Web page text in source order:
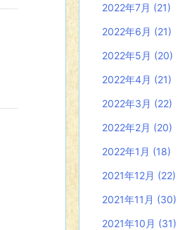
2022年7月 (21)
2022年6月 (21)
2022年5月 (20)
2022年4月 (21)
2022年3月 (22)
2022年2月 (20)
2022年1月 (18)
2021年12月 (22)
2021年11月 (30)
2021年10月 (31)